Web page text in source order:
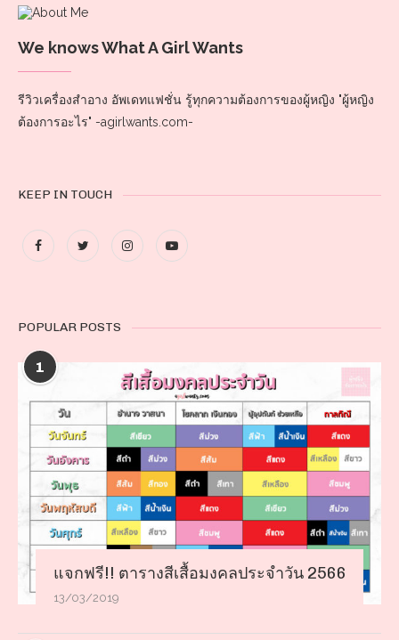
We knows What A Girl Wants
รีวิวเครื่องสำอาง อัพเดทแฟชั่น รู้ทุกความต้องการของผู้หญิง "ผู้หญิง
ต้องการอะไร" -agirlwants.com-
KEEP IN TOUCH
POPULAR POSTS
1
แจกฟรี!! ตารางสีเสื้อมงคลประจำวัน 2566
13/03/2019